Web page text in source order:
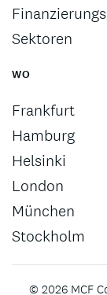
Sektoren
WO
Frankfurt
Hamburg
Helsinki
London
München
Stockholm
© 2026 MCF